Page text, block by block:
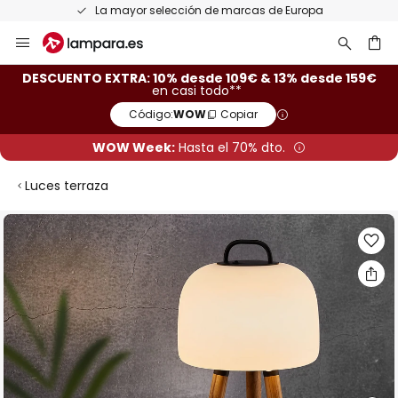
La mayor selección de marcas de Europa
al
contenido
DESCUENTO EXTRA: 10% desde 109€ & 13% desde 159€
en casi todo**
Código:WOW Copiar
WOW Week: Hasta el 70% dto.
Luces terraza
Saltar
al
final
de
la
galería
de
imágenes